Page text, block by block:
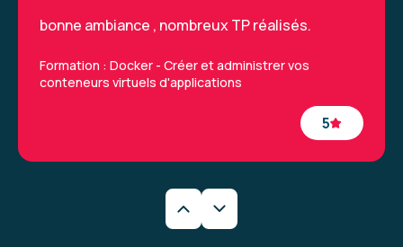
5
bonne ambiance , nombreux TP réalisés.
Formation : Docker - Créer et administrer vos
conteneurs virtuels d'applications